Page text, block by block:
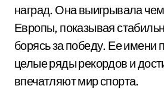
наград. Она выигрывала
Европы, показывая
борясь за победу. Ее имени
целые ряды рекордов и
впечатляют мир спорта.